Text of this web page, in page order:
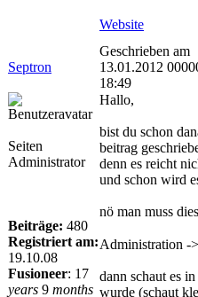
Website
Septron
Geschrieben am
13.01.2012
18:49
Seiten
Administrator
Beiträge: 480
Registriert am:
19.10.08
Fusioneer: 17
years 9 months
Hallo,
bist du schon
beitrag
denn es reicht
und schon wird
nö man muss
Administration -
dann schaut es
wurde (schaut